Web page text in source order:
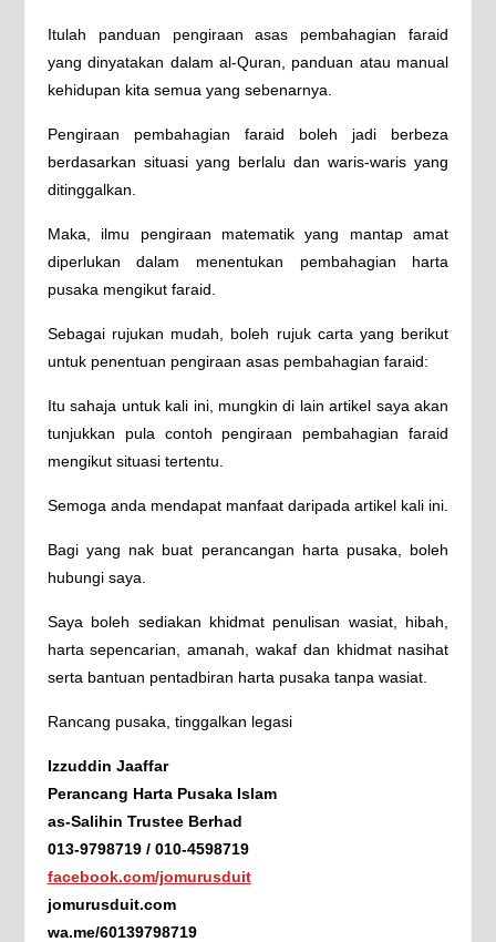
Itulah panduan pengiraan asas pembahagian faraid
yang dinyatakan dalam al-Quran, panduan atau manual
kehidupan kita semua yang sebenarnya.
Pengiraan pembahagian faraid boleh jadi berbeza
berdasarkan situasi yang berlalu dan waris-waris yang
ditinggalkan.
Maka, ilmu pengiraan matematik yang mantap amat
diperlukan dalam menentukan pembahagian harta
pusaka mengikut faraid.
Sebagai rujukan mudah, boleh rujuk carta yang berikut
untuk penentuan pengiraan asas pembahagian faraid:
Itu sahaja untuk kali ini, mungkin di lain artikel saya akan
tunjukkan pula contoh pengiraan pembahagian faraid
mengikut situasi tertentu.
Semoga anda mendapat manfaat daripada artikel kali ini.
Bagi yang nak buat perancangan harta pusaka, boleh
hubungi saya.
Saya boleh sediakan khidmat penulisan wasiat, hibah,
harta sepencarian, amanah, wakaf dan khidmat nasihat
serta bantuan pentadbiran harta pusaka tanpa wasiat.
Rancang pusaka, tinggalkan legasi
Izzuddin Jaaffar
Perancang Harta Pusaka Islam
as-Salihin Trustee Berhad
013-9798719 / 010-4598719
facebook.com/jomurusduit
jomurusduit.com
wa.me/60139798719